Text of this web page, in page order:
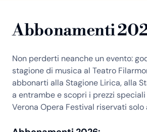
Abbonamenti
Non perderti neanche un evento:
stagione di musica al Teatro
abbonarti alla Stagione Lirica, alla
a entrambe e scopri i prezzi speciali
Verona Opera Festival riservati solo